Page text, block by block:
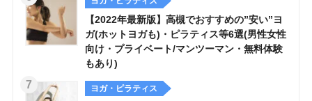
【2022年最新版】高槻でおすすめの”安い”ヨ
ガ(ホットヨガも)・ピラティス等6選(男性女性
向け・プライベート/マンツーマン・無料体験
もあり)
ヨガ・ピラティス